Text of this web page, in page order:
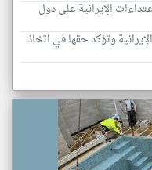
الإيرانية على دول
وتؤكد حقها في اتخاذ